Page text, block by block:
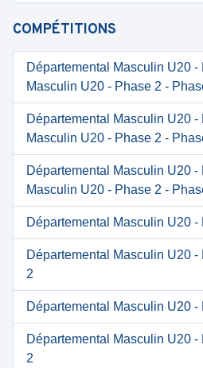
COMPÉTITIONS
Départemental Masculin U20 -
Masculin U20 - Phase 2 -
Départemental Masculin U20 -
Masculin U20 - Phase 2 -
Départemental Masculin U20 -
Masculin U20 - Phase 2 -
Départemental Masculin U20 -
Départemental Masculin U20 -
2
Départemental Masculin U20 -
Départemental Masculin U20
2